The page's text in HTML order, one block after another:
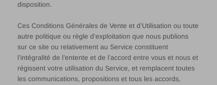
disposition.
Ces Conditions Générales de Vente et d’Utilisation ou toute
autre politique ou règle d’exploitation que nous publions
sur ce site ou relativement au Service constituent
l’intégralité de l’entente et de l’accord entre vous et nous et
régissent votre utilisation du Service, et remplacent toutes
les communications, propositions et tous les accords,